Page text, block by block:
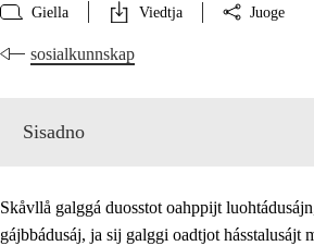
Giella Viedtja Juoge
sosialkunnskap
Sisadno
Skåvllå galggá duosstot oahppijt
gájbbádusáj, ja sij galggi oadtjot hásstalusájt